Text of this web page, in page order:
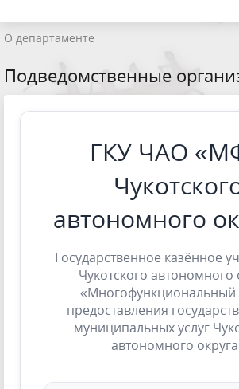
О департаменте
Подведомственные
ГКУ ЧАО
автономного
Государственное казённое
Чукотского автономного
«Многофункциональный
предоставления
муниципальных услуг
автономного